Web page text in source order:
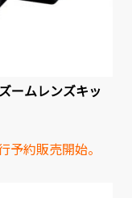
ームレンズキッ
約販売開始。